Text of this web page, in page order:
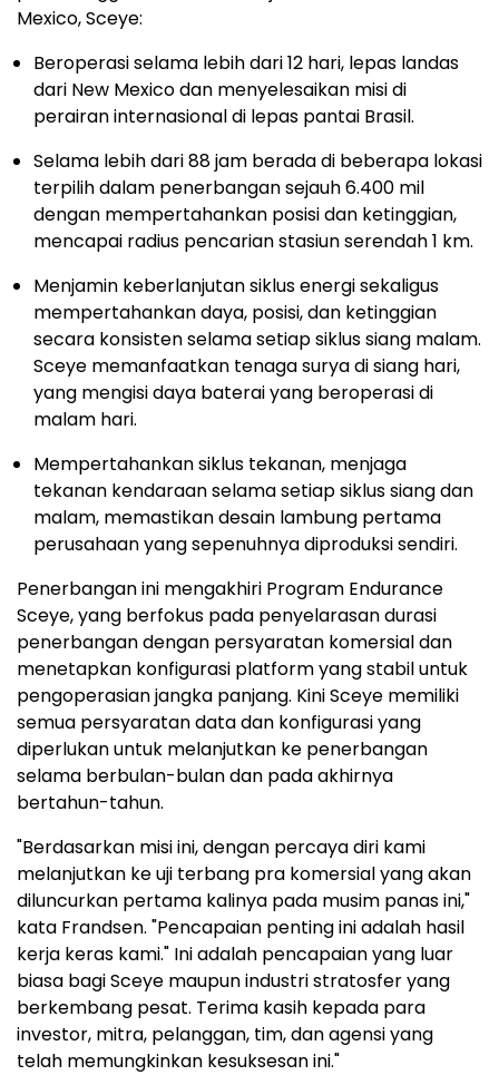
Mexico, Sceye:
Beroperasi selama lebih dari 12 hari, lepas landas
dari New Mexico dan menyelesaikan misi di
perairan internasional di lepas pantai Brasil.
Selama lebih dari 88 jam berada di beberapa lokasi
terpilih dalam penerbangan sejauh 6.400 mil
dengan mempertahankan posisi dan ketinggian,
mencapai radius pencarian stasiun serendah 1 km.
Menjamin keberlanjutan siklus energi sekaligus
mempertahankan daya, posisi, dan ketinggian
secara konsisten selama setiap siklus siang malam.
Sceye memanfaatkan tenaga surya di siang hari,
yang mengisi daya baterai yang beroperasi di
malam hari.
Mempertahankan siklus tekanan, menjaga
tekanan kendaraan selama setiap siklus siang dan
malam, memastikan desain lambung pertama
perusahaan yang sepenuhnya diproduksi sendiri.
Penerbangan ini mengakhiri Program Endurance
Sceye, yang berfokus pada penyelarasan durasi
penerbangan dengan persyaratan komersial dan
menetapkan konfigurasi platform yang stabil untuk
pengoperasian jangka panjang. Kini Sceye memiliki
semua persyaratan data dan konfigurasi yang
diperlukan untuk melanjutkan ke penerbangan
selama berbulan-bulan dan pada akhirnya
bertahun-tahun.
"Berdasarkan misi ini, dengan percaya diri kami
melanjutkan ke uji terbang pra komersial yang akan
diluncurkan pertama kalinya pada musim panas ini,"
kata Frandsen. "Pencapaian penting ini adalah hasil
kerja keras kami." Ini adalah pencapaian yang luar
biasa bagi Sceye maupun industri stratosfer yang
berkembang pesat. Terima kasih kepada para
investor, mitra, pelanggan, tim, dan agensi yang
telah memungkinkan kesuksesan ini."